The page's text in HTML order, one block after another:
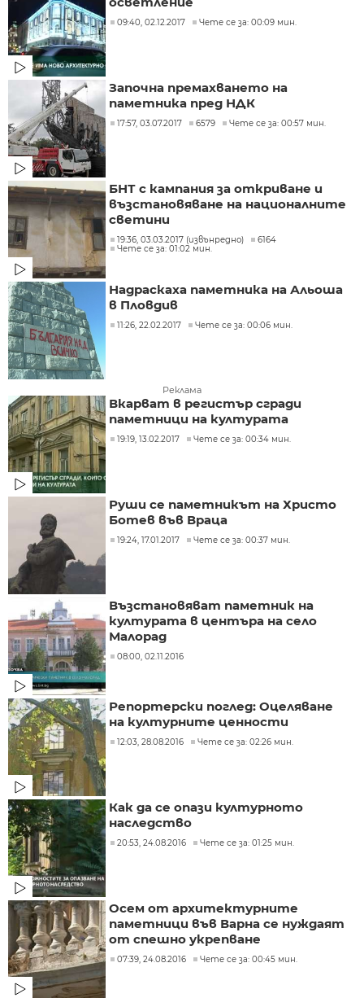
09:40, 02.12.2017 Чете се за: 00:09 мин.
Започна премахването на
паметника пред НДК
17:57, 03.07.2017 6579 Чете се за: 00:57 мин.
БНТ с кампания за откриване и
възстановяване на националните
светини
19:36, 03.03.2017 (извънредно)
6164
Чете се за: 01:02 мин.
Надраскаха паметника на Альоша
в Пловдив
11:26, 22.02.2017 Чете се за: 00:06 мин.
Реклама
Вкарват в регистър сгради
паметници на културата
19:19, 13.02.2017 Чете се за: 00:34 мин.
Руши се паметникът на Христо
Ботев във Враца
19:24, 17.01.2017 Чете се за: 00:37 мин.
Възстановяват паметник на
културата в центъра на село
Малорад
08:00, 02.11.2016
Репортерски поглед: Оцеляване
на културните ценности
12:03, 28.08.2016 Чете се за: 02:26 мин.
Как да се опази културното
наследство
20:53, 24.08.2016 Чете се за: 01:25 мин.
Осем от архитектурните
паметници във Варна се нуждаят
от спешно укрепване
07:39, 24.08.2016 Чете се за: 00:45 мин.